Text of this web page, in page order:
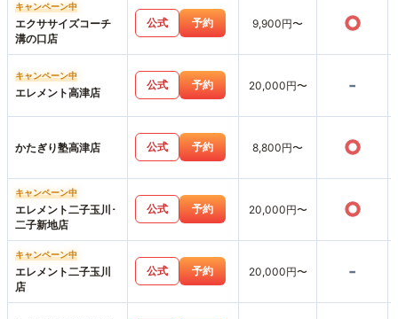
キャンペーン中
エクササイズコーチ
溝の口店
公式 予約 9,900円〜 ○
キャンペーン中
エレメント高津店
公式 予約 20,000円〜 -
かたぎり塾高津店 公式 予約 8,800円〜 ○
キャンペーン中
エレメント二子玉川･
二子新地店
公式 予約 20,000円〜 ○
キャンペーン中
エレメント二子玉川
店
公式 予約 20,000円〜 -